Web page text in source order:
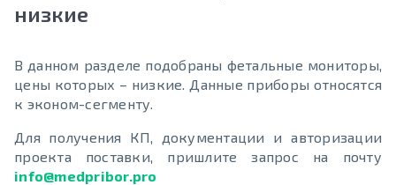
низкие
В данном разделе подобраны фетальные мониторы,
цены которых – низкие. Данные приборы относятся
к эконом-сегменту.
Для получения КП, документации и авторизации
проекта поставки, пришлите запрос на почту
info@medpribor.pro